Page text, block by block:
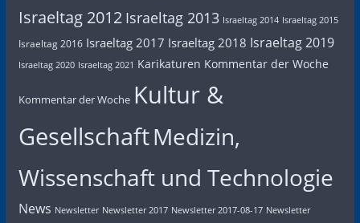
Israeltag 2012 Israeltag 2013 Israeltag 2014 Israeltag 2015
Israeltag 2016 Israeltag 2017 Israeltag 2018 Israeltag 2019
Israeltag 2020 Israeltag 2021 Karikaturen Kommentar der Woche
Kommentar der Woche Kultur &
GesellschaftMedizin,
Wissenschaft und Technologie
News Newsletter Newsletter 2017 Newsletter 2017-08-17 Newsletter